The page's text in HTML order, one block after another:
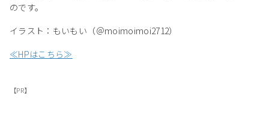
のです。
イラスト：もいもい（＠moimoimoi2712）
≪HPはこちら≫
【PR】